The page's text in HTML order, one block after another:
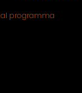
al programma